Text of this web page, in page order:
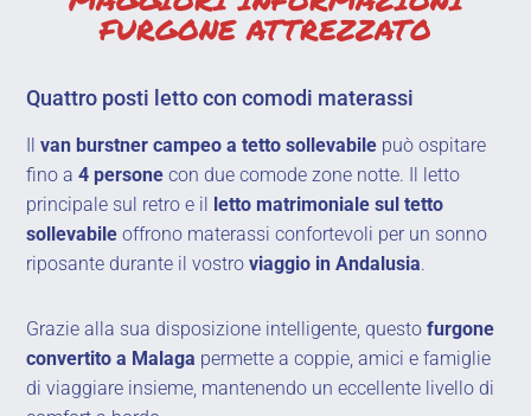
FURGONE ATTREZZATO
Quattro posti letto con comodi materassi
Ilvan burstner campeo a tetto sollevabile può ospitare
fino a4 persone con due comode zone notte. Il letto
principale sul retro e il letto matrimoniale sul tetto
sollevabile offrono materassi confortevoli per un sonno
riposante durante il vostroviaggio in Andalusia.
Grazie alla sua disposizione intelligente, questofurgone
convertito a Malaga permette a coppie, amici e famiglie
di viaggiare insieme, mantenendo un eccellente livello di